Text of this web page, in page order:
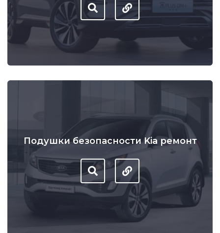
Подушки безопасности Kia ремонт